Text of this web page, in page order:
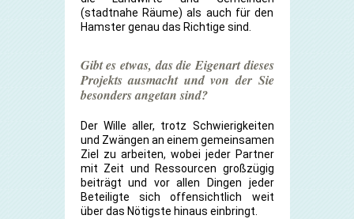
(stadtnahe Räume) als auch für den
Hamster genau das Richtige sind.
Gibt es etwas, das die Eigenart dieses
Projekts ausmacht und von der Sie
besonders angetan sind?
Der Wille aller, trotz Schwierigkeiten
und Zwängen an einem gemeinsamen
Ziel zu arbeiten, wobei jeder Partner
mit Zeit und Ressourcen großzügig
beiträgt und vor allen Dingen jeder
Beteiligte sich offensichtlich weit
über das Nötigste hinaus einbringt.